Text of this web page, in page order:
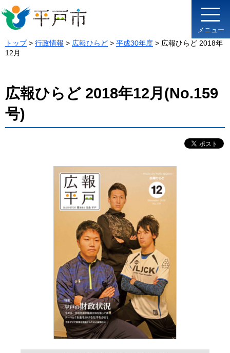
メニュー
トップ> 行政情報 > 広報ひらど > 平成30年度 > 広報ひらど 2018年
12月
広報ひらど 2018年12月(No.159
号)